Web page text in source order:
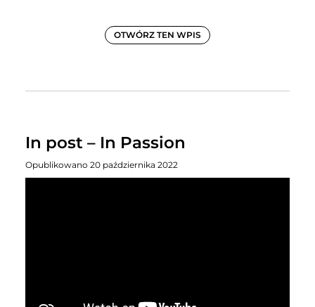
OTWÓRZ TEN WPIS
In post – In Passion
Opublikowano 20 października 2022